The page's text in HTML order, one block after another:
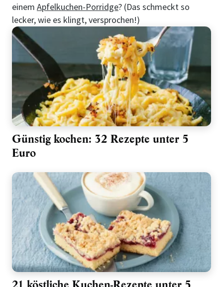
einem Apfelkuchen-Porridge? (Das schmeckt so
lecker, wie es klingt, versprochen!)
Günstig kochen: 32 Rezepte unter 5
Euro